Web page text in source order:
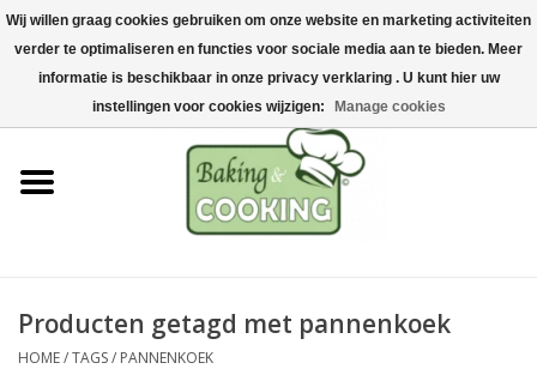
Home
Bak-& kookgerei
Machines & onderdelen
Chocolade & ijsbereiding
Hygiëne & opslag
Producten getagd met pannenkoek
HOME/TAGS/ PANNENKOEK
Wij willen graag cookies gebruiken om onze website en marketing activiteiten
verder te optimaliseren en functies voor sociale media aan te bieden. Meer
informatie is beschikbaar in onze privacy verklaring . U kunt hier uw
instellingen voor cookies wijzigen:
Manage cookies